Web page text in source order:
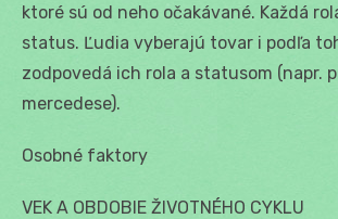
ktoré sú od neho očakávané. Každá
status. Ľudia vyberajú tovar i podľa
zodpovedá ich rola a statusom (napr.
mercedese).
Osobné faktory
VEK A OBDOBIE ŽIVOTNÉHO CYKLU